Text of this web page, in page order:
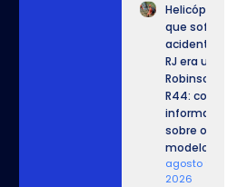
Helicóptero
que sofreu
acidente no
RJ era um
Robinson
R44: confira
informações
sobre o
modelo.
agosto 9,
2026